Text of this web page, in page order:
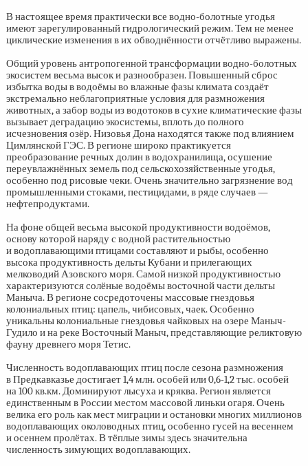
В настоящее время практически все водно-болотные угодья
имеют зарегулированный гидрологический режим. Тем не менее
циклические изменения в их обводнённости отчётливо выражены.
Общий уровень антропогенной трансформации водно-болотных
экосистем весьма высок и разнообразен. Повышенный сброс
избытка воды в водоёмы во влажные фазы климата создаёт
экстремально неблагоприятные условия для размножения
животных, а забор воды из водотоков в сухие климатические фазы
вызывает деградацию экосистемы, вплоть до полного
исчезновения озёр. Низовья Дона находятся также под влиянием
Цимлянской ГЭС. В регионе широко практикуется
преобразование речных долин в водохранилища, осушение
переувлажнённых земель под сельскохозяйственные угодья,
особенно под рисовые чеки. Очень значительно загрязнение вод
промышленными стоками, пестицидами, в ряде случаев —
нефтепродуктами.
На фоне общей весьма высокой продуктивности водоёмов,
основу которой наряду с водной растительностью
и водоплавающими птицами составляют и рыбы, особенно
высока продуктивность дельты Кубани и прилегающих
мелководий Азовского моря. Самой низкой продуктивностью
характеризуются солёные водоёмы восточной части дельты
Маныча. В регионе сосредоточены массовые гнездовья
колониальных птиц: цапель, чибисовых, чаек. Особенно
уникальны колониальные гнездовья чайковых на озере Маныч-
Гудило и на реке Восточный Маныч, представляющие реликтовую
фауну древнего моря Тетис.
Численность водоплавающих птиц после сезона размножения
в Предкавказье достигает 1,4 млн. особей или0,6-1,2 тыс.особей
на 100 кв.км. Доминируют лысуха и кряква. Регион является
единственным в России местом массовой линьки огаря. Очень
велика его роль как мест миграции и остановки многих миллионов
водоплавающих околоводных птиц, особенно гусей на весеннем
и осеннем пролётах. В тёплые зимы здесь значительна
численность зимующих водоплавающих.